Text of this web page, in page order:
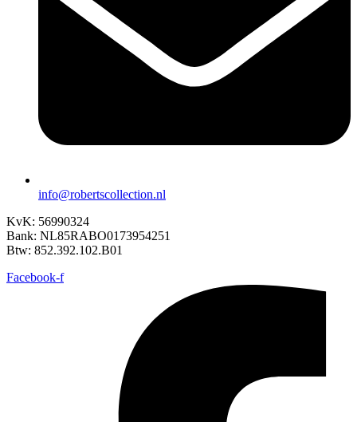
info@robertscollection.nl
KvK: 56990324
Bank: NL85RABO0173954251
Btw: 852.392.102.B01
Facebook-f